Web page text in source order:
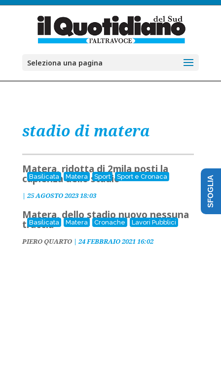
Seleziona una pagina
stadio di matera
Basilicata Matera Sport Sport e Cronaca
Matera, ridotta di 2mila posti la
capienza dello stadio
| 25 AGOSTO 2023 18:03
Basilicata Matera Cronache Lavori Pubblici
Matera, dello stadio nuovo nessuna
traccia
PIERO QUARTO| 24 FEBBRAIO 2021 16:02
SFOGLIA